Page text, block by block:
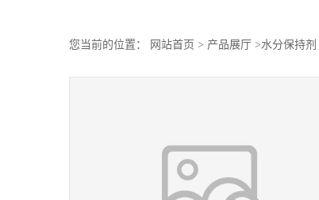
您当前的位置： 网站首页 > 产品展厅 >水分保持剂